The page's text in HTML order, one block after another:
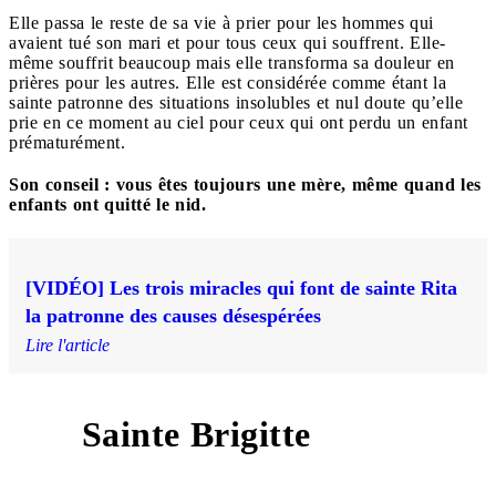
Elle passa le reste de sa vie à prier pour les hommes qui
avaient tué son mari et pour tous ceux qui souffrent. Elle-
même souffrit beaucoup mais elle transforma sa douleur en
prières pour les autres. Elle est considérée comme étant la
sainte patronne des situations insolubles et nul doute qu’elle
prie en ce moment au ciel pour ceux qui ont perdu un enfant
prématurément.
Son conseil : vous êtes toujours une mère, même quand les
enfants ont quitté le nid.
[VIDÉO] Les trois miracles qui font de sainte Rita
la patronne des causes désespérées
Lire l'article
Sainte Brigitte